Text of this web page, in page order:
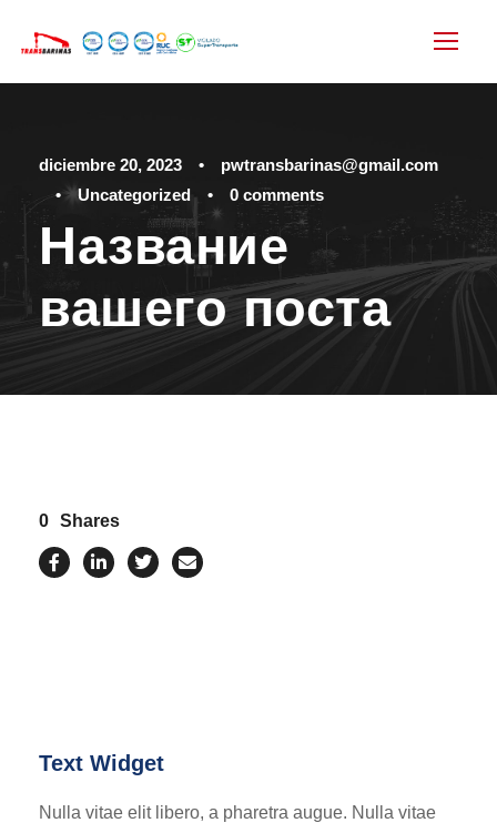
diciembre 20, 2023 •
pwtransbarinas@gmail.com
•
Uncategorized • 0 comments
Название
вашего поста
0 Shares
Text Widget
Nulla vitae elit libero, a pharetra augue. Nulla vitae